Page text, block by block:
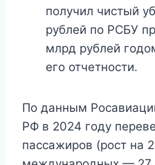
получил чистый
рублей по РСБУ
млрд рублей
его отчетности.
По данным
РФ в 2024 году
пассажиров (рост на